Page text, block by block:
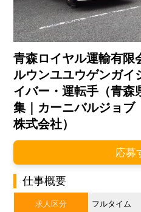
青森ロイヤル運輸有限
ルウンユユウゲンガイ
イバー・運転手（青森
集｜カーニバルジョブ
株式会社）
応募
仕事概要
求人区分 フルタイム